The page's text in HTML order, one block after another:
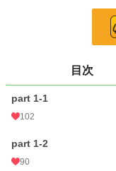
12,485 位 /
5,520 位 /
文字数
初回公開日時
目次
part 1-1
102
part 1-2
90